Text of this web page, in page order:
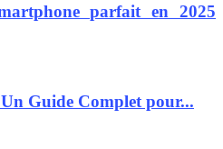
parfait en 2025
Guide Complet pour...